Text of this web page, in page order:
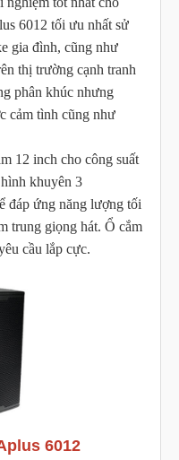
6012 tối ưu nhất sử
gia đình, cũng như
thị trường cạnh tranh
phân khúc nhưng
cảm tình cũng như
12 inch cho công suất
khuyên 3
đáp ứng năng lượng tối
trung giọng hát. Ổ cắm
cầu lắp cực.
6012